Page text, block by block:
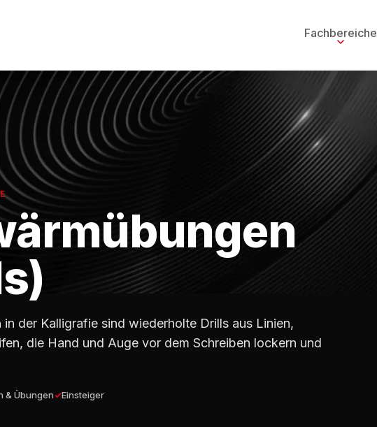
Fachbereiche
der Kalligrafie sind wiederholte Drills aus Linien,
die Hand und Auge vor dem Schreiben lockern und
& Übungen Einsteiger